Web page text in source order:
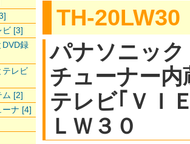
TH-20LW30
パナソニッ
チューナー
テレビ｢ＶＩ
ＬＷ３０
[3]
録
レビ
[2]
ナ [4]